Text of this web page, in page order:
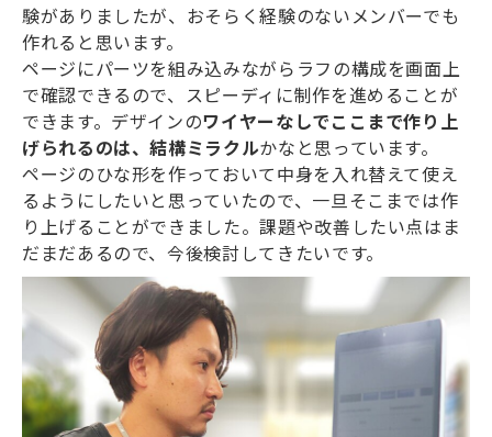
験がありましたが、おそらく経験のないメンバーでも
作れると思います。
ページにパーツを組み込みながらラフの構成を画面上
で確認できるので、スピーディに制作を進めることが
できます。デザインのワイヤーなしでここまで作り上
げられるのは、結構ミラクルかなと思っています。
ページのひな形を作っておいて中身を入れ替えて使え
るようにしたいと思っていたので、一旦そこまでは作
り上げることができました。課題や改善したい点はま
だまだあるので、今後検討してきたいです。